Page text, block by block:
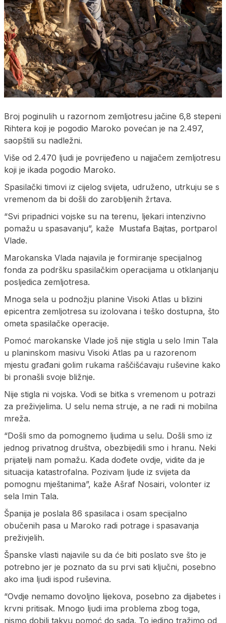
Broj poginulih u razornom zemljotresu jačine 6,8 stepeni
Rihtera koji je pogodio Maroko povećan je na 2.497,
saopštili su nadležni.
Više od 2.470 ljudi je povrijeđeno u najjačem zemljotresu
koji je ikada pogodio Maroko.
Spasilački timovi iz cijelog svijeta, udruženo, utrkuju se s
vremenom da bi došli do zarobljenih žrtava.
“Svi pripadnici vojske su na terenu, ljekari intenzivno
pomažu u spasavanju”, kaže Mustafa Bajtas, portparol
Vlade.
Marokanska Vlada najavila je formiranje specijalnog
fonda za podršku spasilačkim operacijama u otklanjanju
posljedica zemljotresa.
Mnoga sela u podnožju planine Visoki Atlas u blizini
epicentra zemljotresa su izolovana i teško dostupna, što
ometa spasilačke operacije.
Pomoć marokanske Vlade još nije stigla u selo Imin Tala
u planinskom masivu Visoki Atlas pa u razorenom
mjestu građani golim rukama raščišćavaju ruševine kako
bi pronašli svoje bližnje.
Nije stigla ni vojska. Vodi se bitka s vremenom u potrazi
za preživjelima. U selu nema struje, a ne radi ni mobilna
mreža.
“Došli smo da pomognemo ljudima u selu. Došli smo iz
jednog privatnog društva, obezbijedili smo i hranu. Neki
prijatelji nam pomažu. Kada dođete ovdje, vidite da je
situacija katastrofalna. Pozivam ljude iz svijeta da
pomognu mještanima”, kaže Ašraf Nosairi, volonter iz
sela Imin Tala.
Španija je poslala 86 spasilaca i osam specijalno
obučenih pasa u Maroko radi potrage i spasavanja
preživjelih.
Španske vlasti najavile su da će biti poslato sve što je
potrebno jer je poznato da su prvi sati ključni, posebno
ako ima ljudi ispod ruševina.
“Ovdje nemamo dovoljno lijekova, posebno za dijabetes i
krvni pritisak. Mnogo ljudi ima problema zbog toga,
nismo dobili takvu pomoć do sada. To jedino tražimo od